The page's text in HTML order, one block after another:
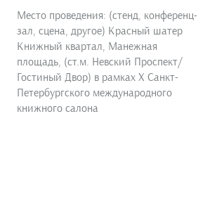
Место проведения: (стенд, конференц-
зал, сцена, другое) Красный шатер
Книжный квартал, Манежная
площадь, (ст.м. Невский Проспект/
Гостиный Двор) в рамках X Санкт-
Петербургского международного
книжного салона